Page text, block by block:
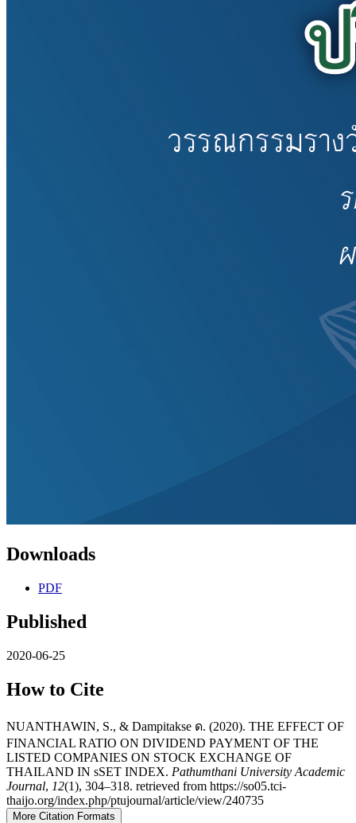
Downloads
PDF
Published
2020-06-25
How to Cite
NUANTHAWIN, S., & Dampitakse ด. (2020). THE EFFECT OF
FINANCIAL RATIO ON DIVIDEND PAYMENT OF THE
LISTED COMPANIES ON STOCK EXCHANGE OF
THAILAND IN sSET INDEX. Pathumthani University Academic
Journal, 12(1), 304–318. retrieved from https://so05.tci-
thaijo.org/index.php/ptujournal/article/view/240735
More Citation Formats